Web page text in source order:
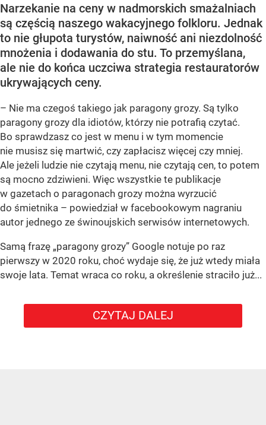
Narzekanie na ceny w nadmorskich smażalniach
są częścią naszego wakacyjnego folkloru. Jednak
to nie głupota turystów, naiwność ani niezdolność
mnożenia i dodawania do stu. To przemyślana,
ale nie do końca uczciwa strategia restauratorów
ukrywających ceny.
– Nie ma czegoś takiego jak paragony grozy. Są tylko
paragony grozy dla idiotów, którzy nie potrafią czytać.
Bo sprawdzasz co jest w menu i w tym momencie
nie musisz się martwić, czy zapłacisz więcej czy mniej.
Ale jeżeli ludzie nie czytają menu, nie czytają cen, to potem
są mocno zdziwieni. Więc wszystkie te publikacje
w gazetach o paragonach grozy można wyrzucić
do śmietnika – powiedział w facebookowym nagraniu
autor jednego ze świnoujskich serwisów internetowych.
Samą frazę „paragony grozy” Google notuje po raz
pierwszy w 2020 roku, choć wydaje się, że już wtedy miała
swoje lata. Temat wraca co roku, a określenie straciło już...
CZYTAJ DALEJ